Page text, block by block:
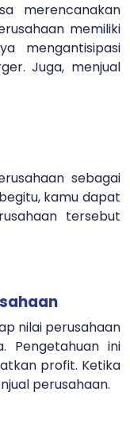
merencanakan
memiliki
mengantisipasi
Juga, menjual
sebagai
kamu dapat
tersebut
nilai perusahaan
Pengetahuan ini
profit. Ketika
perusahaan.